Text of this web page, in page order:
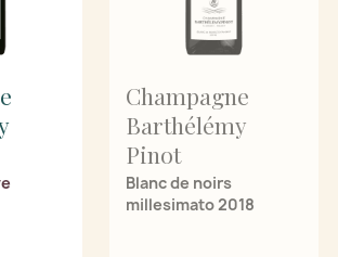
Champagne
Barthélémy
Pinot
Blanc de noirs
millesimato 2018